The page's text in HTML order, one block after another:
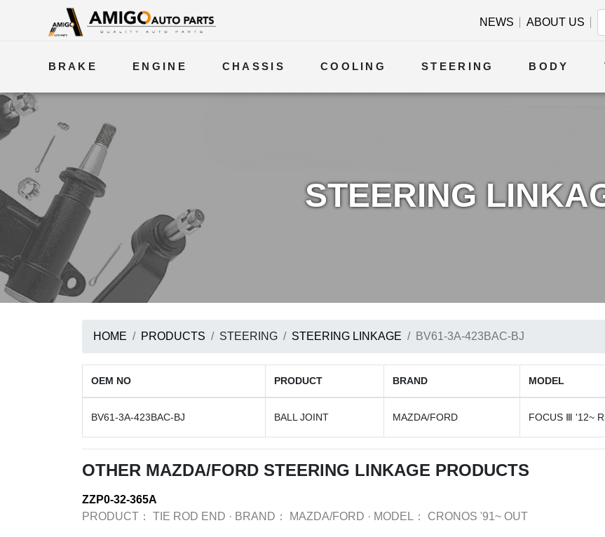
NEWS ABOUT US
BRAKE ENGINE CHASSIS COOLING STEERING BODY
STEERING
HOME PRODUCTS STEERING STEERING LINKAGE BV61-3A-423BAC-BJ
OEM NO PRODUCT BRAND MODEL
BV61-3A-423BAC-BJ BALL JOINT MAZDA/FORD FOCUS Ⅲ '12~
OTHER MAZDA/FORD STEERING LINKAGE PRODUCTS
ZZP0-32-365A
PRODUCT：
TIE ROD END · BRAND： MAZDA/FORD · MODEL： CRONOS '91~ OUT